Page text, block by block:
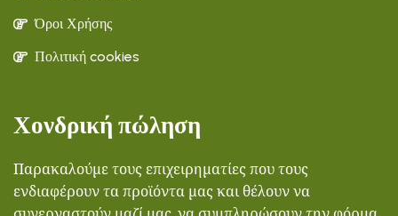
Όροι Χρήσης
Πολιτική cookies
Χονδρική πώληση
Παρακαλούμε τους επιχειρηματίες που τους
ενδιαφέρουν τα προϊόντα μας και θέλουν να